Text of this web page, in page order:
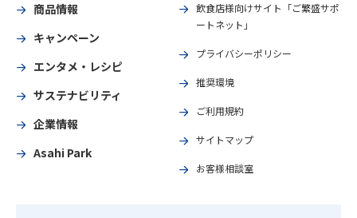
商品情報
キャンペーン
エンタメ・レシピ
サステナビリティ
企業情報
Asahi Park
飲食店様向けサイト「ご繁盛サポ
ートネット」
プライバシーポリシー
推奨環境
ご利用規約
サイトマップ
お客様相談室